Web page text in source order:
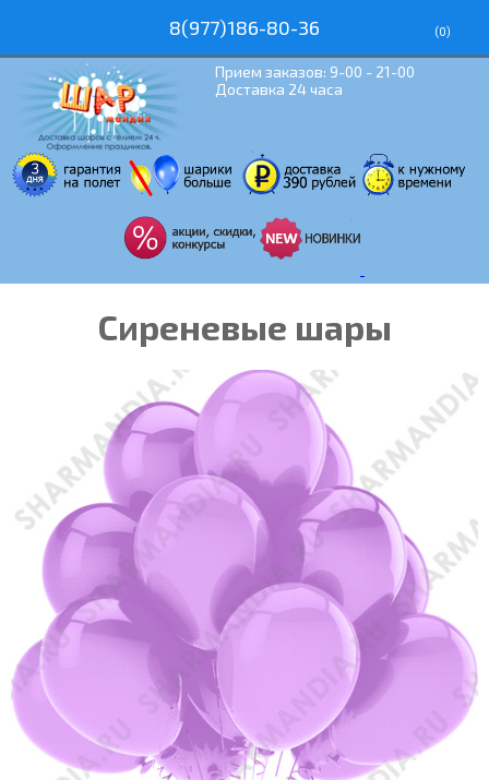
8(977)186-80-36 (0)
Прием заказов: 9-00 - 21-00
Доставка 24 часа
Сиреневые шары